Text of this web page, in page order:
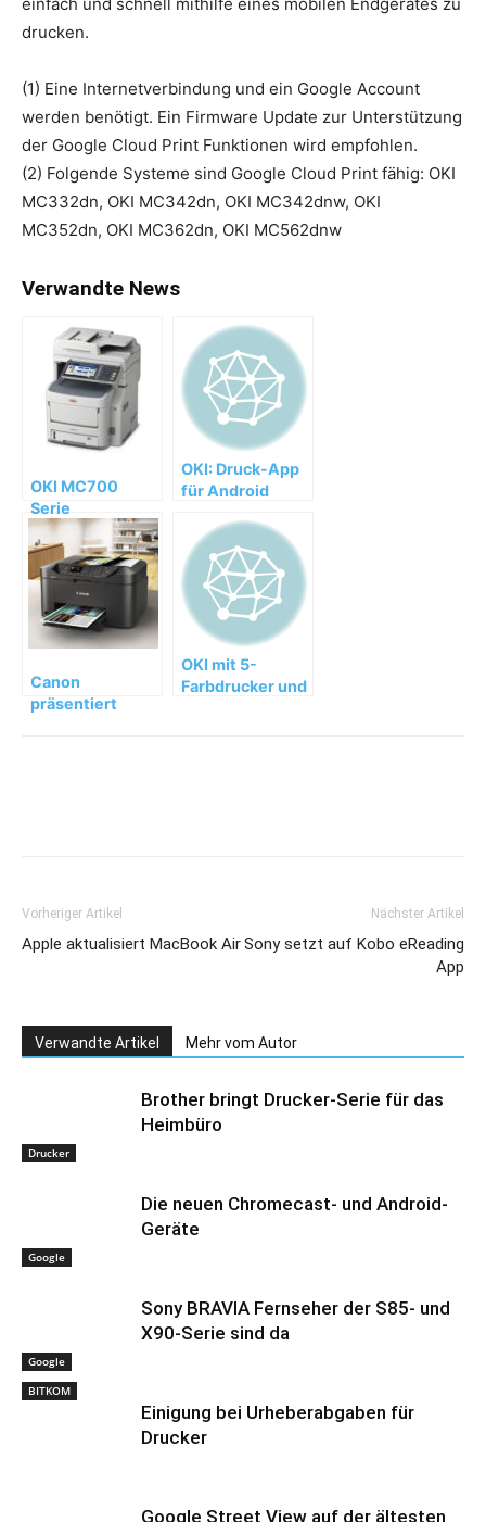
drucken.
(1) Eine Internetverbindung und ein Google Account
werden benötigt. Ein Firmware Update zur Unterstützung
der Google Cloud Print Funktionen wird empfohlen.
(2) Folgende Systeme sind Google Cloud Print fähig: OKI
MC332dn, OKI MC342dn, OKI MC342dnw, OKI
MC352dn, OKI MC362dn, OKI MC562dnw
Verwandte News
OKI MC700
Serie
OKI: Druck-App
für Android
Canon
präsentiert
OKI mit 5-
Farbdrucker und
Vorheriger Artikel
Apple aktualisiert MacBook Air
Nächster Artikel
Sony setzt auf Kobo eReading
App
Verwandte Artikel Mehr vom Autor
Drucker
Brother bringt Drucker-Serie für das
Heimbüro
Google
Die neuen Chromecast- und Android-
Geräte
Google
Sony BRAVIA Fernseher der S85- und
X90-Serie sind da
BITKOM
Einigung bei Urheberabgaben für
Drucker
Google Street View auf der ältesten